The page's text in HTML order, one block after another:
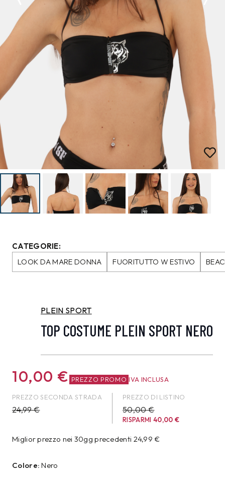
CATEGORIE:
LOOK DA MARE DONNA
FUORITUTTO W ESTIVO
PLEIN SPORT
TOP COSTUME PLEIN SPORT NERO
10,00 € PREZZO PROMO IVA INCLUSA
PREZZO SECONDA STRADA
24,99€
PREZZO DI LISTINO
50,00 €
RISPARMI40,00€
Miglior prezzo nei 30gg precedenti 24,99€
Colore: Nero